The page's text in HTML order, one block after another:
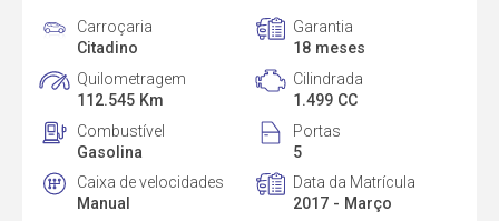
Carroçaria
Citadino
Garantia
18 meses
Quilometragem
112.545 Km
Cilindrada
1.499 CC
Combustível
Gasolina
Portas
5
Caixa de velocidades
Manual
Data da Matrícula
2017 - Março